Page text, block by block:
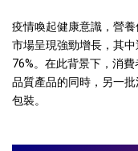
疫情喚起健康意識，營
市場呈現強勁增長，其
76%。在此背景下，消
品質產品的同時，另一
包裝。